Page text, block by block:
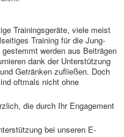
Trainingsgeräte, viele meist
Training für die Jung-
werden aus Beiträgen
dank der Unterstützung
Getränken zufließen. Doch
oftmals nicht ohne
die durch Ihr Engagement
bei unseren E-